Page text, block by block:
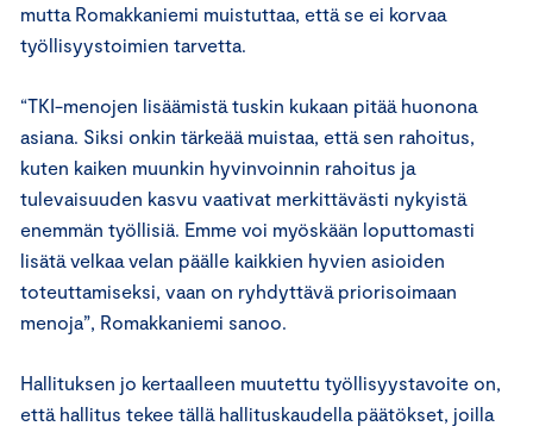
mutta Romakkaniemi muistuttaa, että se ei korvaa
työllisyystoimien tarvetta.
“TKI-menojen lisäämistä tuskin kukaan pitää huonona
asiana. Siksi onkin tärkeää muistaa, että sen rahoitus,
kuten kaiken muunkin hyvinvoinnin rahoitus ja
tulevaisuuden kasvu vaativat merkittävästi nykyistä
enemmän työllisiä. Emme voi myöskään loputtomasti
lisätä velkaa velan päälle kaikkien hyvien asioiden
toteuttamiseksi, vaan on ryhdyttävä priorisoimaan
menoja”, Romakkaniemi sanoo.
Hallituksen jo kertaalleen muutettu työllisyystavoite on,
että hallitus tekee tällä hallituskaudella päätökset, joilla